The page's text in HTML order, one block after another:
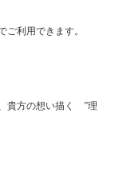
利用できます。
貴方の想い描く ”理